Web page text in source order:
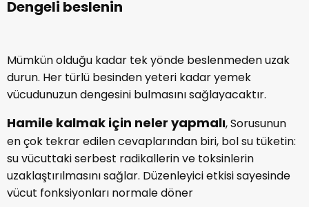
Mümkün olduğu kadar tek yönde beslenmeden uzak
durun. Her türlü besinden yeteri kadar yemek
vücudunuzun dengesini bulmasını sağlayacaktır.
Hamile kalmak için neler yapmalı, Sorusunun
en çok tekrar edilen cevaplarından biri, bol su tüketin:
su vücuttaki serbest radikallerin ve toksinlerin
uzaklaştırılmasını sağlar. Düzenleyici etkisi sayesinde